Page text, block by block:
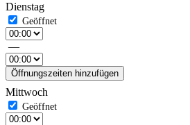
Dienstag
—
Öffnungszeiten hinzufügen
Mittwoch